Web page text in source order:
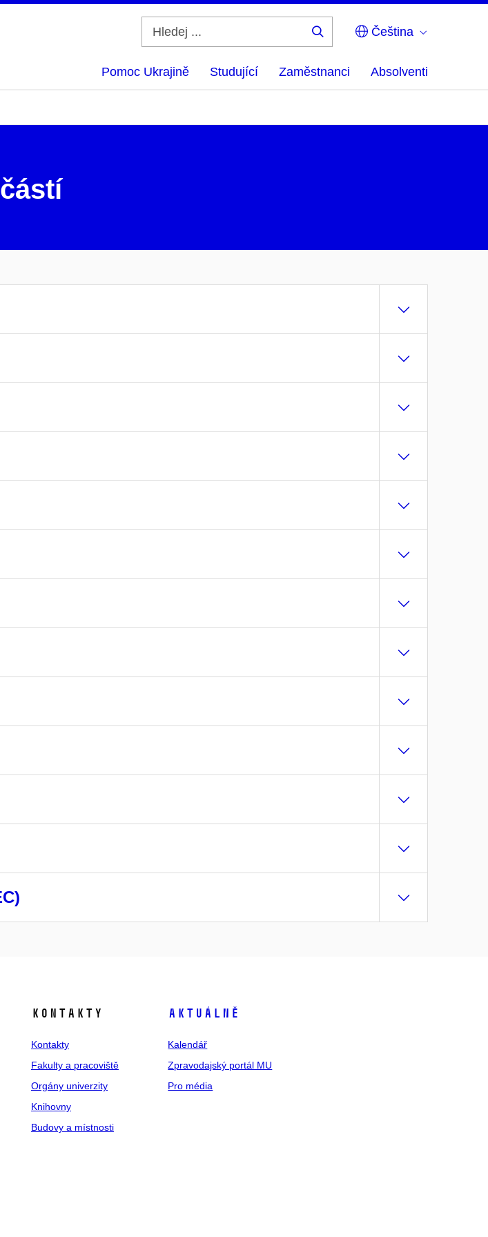
Čeština
Pomoc Ukrajině Studující Zaměstnanci Absolventi
Kontakty
Kontakty
Fakulty a pracoviště
Orgány univerzity
Knihovny
Budovy a místnosti
Aktuálně
Kalendář
Zpravodajský portál MU
Pro média